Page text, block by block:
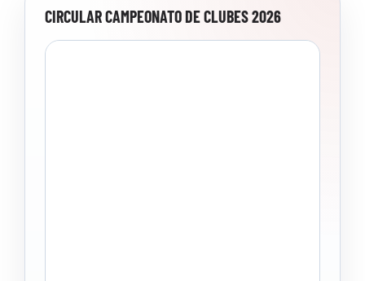
CIRCULAR CAMPEONATO DE CLUBES 2026